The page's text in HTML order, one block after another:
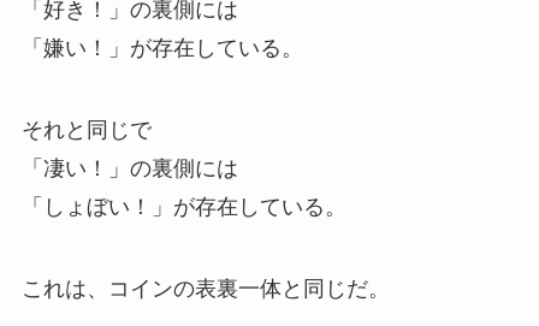
「好き！」の裏側には
「嫌い！」が存在している。
それと同じで
「凄い！」の裏側には
「しょぼい！」が存在している。
これは、コインの表裏一体と同じだ。